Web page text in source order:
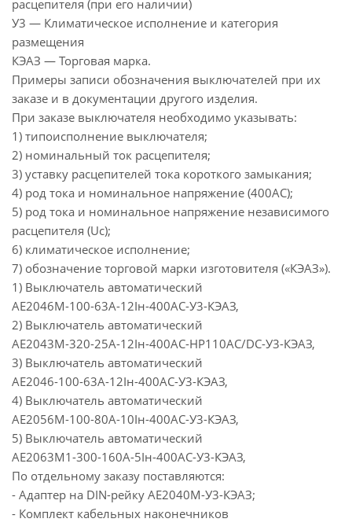
расцепителя (при его наличии)
У3 — Климатическое исполнение и категория
размещения
КЭАЗ — Торговая марка.
Примеры записи обозначения выключателей при их
заказе и в документации другого изделия.
При заказе выключателя необходимо указывать:
1) типоисполнение выключателя;
2) номинальный ток расцепителя;
3) уставку расцепителей тока короткого замыкания;
4) род тока и номинальное напряжение (400АС);
5) род тока и номинальное напряжение независимого
расцепителя (Uc);
6) климатическое исполнение;
7) обозначение торговой марки изготовителя («КЭАЗ»).
1) Выключатель автоматический
АЕ2046М-100-63А-12Iн-400АС-У3-КЭАЗ,
2) Выключатель автоматический
АЕ2043М-320-25А-12Iн-400АС-НР110АС/DC-У3-КЭАЗ,
3) Выключатель автоматический
АЕ2046-100-63А-12Iн-400АС-У3-КЭАЗ,
4) Выключатель автоматический
АЕ2056М-100-80А-10Iн-400АС-У3-КЭАЗ,
5) Выключатель автоматический
АЕ2063М1-300-160А-5Iн-400АС-У3-КЭАЗ,
По отдельному заказу поставляются:
- Адаптер на DIN-рейку АЕ2040М-У3-КЭАЗ;
- Комплект кабельных наконечников